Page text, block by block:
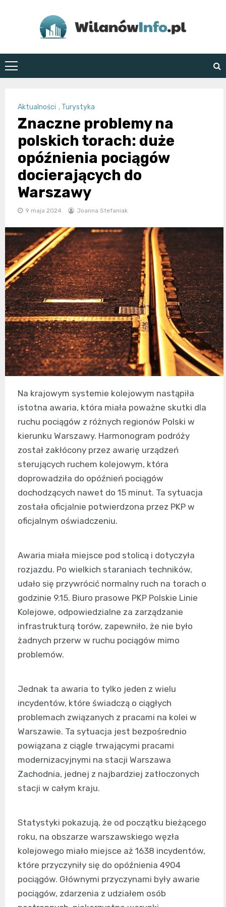
WilanówInfo.pl
Aktualności , Turystyka
Znaczne problemy na
polskich torach: duże
opóźnienia pociągów
docierających do
Warszawy
9 maja 2024 Joanna Stefaniak
Na krajowym systemie kolejowym nastąpiła
istotna awaria, która miała poważne skutki dla
ruchu pociągów z różnych regionów Polski w
kierunku Warszawy. Harmonogram podróży
został zakłócony przez awarię urządzeń
sterujących ruchem kolejowym, która
doprowadziła do opóźnień pociągów
dochodzących nawet do 15 minut. Ta sytuacja
została oficjalnie potwierdzona przez PKP w
oficjalnym oświadczeniu.
Awaria miała miejsce pod stolicą i dotyczyła
rozjazdu. Po wielkich staraniach techników,
udało się przywrócić normalny ruch na torach o
godzinie 9.15. Biuro prasowe PKP Polskie Linie
Kolejowe, odpowiedzialne za zarządzanie
infrastrukturą torów, zapewniło, że nie było
żadnych przerw w ruchu pociągów mimo
problemów.
Jednak ta awaria to tylko jeden z wielu
incydentów, które świadczą o ciągłych
problemach związanych z pracami na kolei w
Warszawie. Ta sytuacja jest bezpośrednio
powiązana z ciągle trwającymi pracami
modernizacyjnymi na stacji Warszawa
Zachodnia, jednej z najbardziej zatłoczonych
stacji w całym kraju.
Statystyki pokazują, że od początku bieżącego
roku, na obszarze warszawskiego węzła
kolejowego miało miejsce aż 1638 incydentów,
które przyczyniły się do opóźnienia 4904
pociągów. Głównymi przyczynami były awarie
pociągów, zdarzenia z udziałem osób